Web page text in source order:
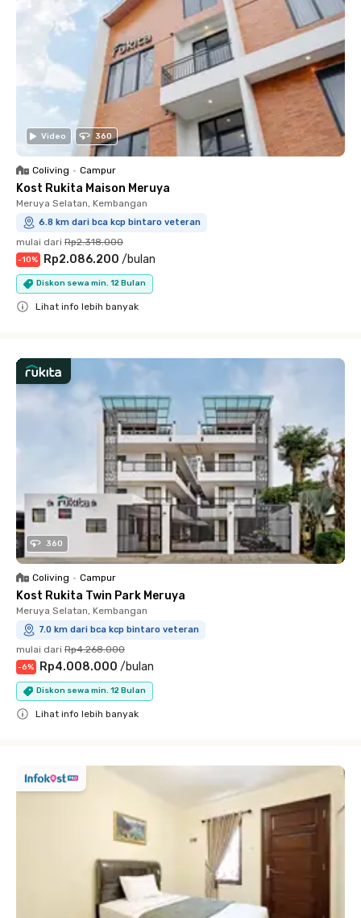
Video 360
Coliving • Campur
Kost Rukita Maison Meruya
Meruya Selatan, Kembangan
6.8 km dari bca kcp bintaro veteran
mulai dari Rp2.318.000
-10% Rp2.086.200 /bulan
Diskon sewa min. 12 Bulan
Lihat info lebih banyak
360
Coliving • Campur
Kost Rukita Twin Park Meruya
Meruya Selatan, Kembangan
7.0 km dari bca kcp bintaro veteran
mulai dari Rp4.268.000
-6% Rp4.008.000 /bulan
Diskon sewa min. 12 Bulan
Lihat info lebih banyak